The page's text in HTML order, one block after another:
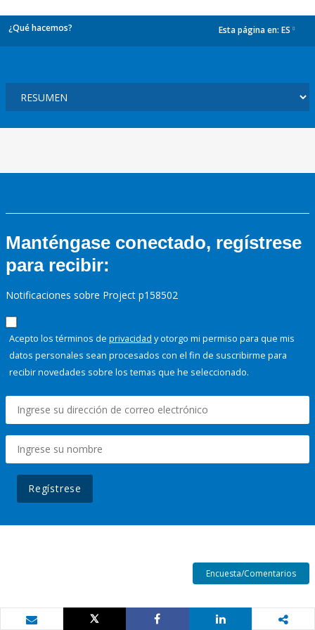
¿Qué hacemos? Esta página en: ES
Manténgase conectado, regístrese
para recibir:
Notificaciones sobre Project p158502
Acepto los términos de privacidad y otorgo mi permiso para que mis
datos personales sean procesados con el fin de suscribirme para
recibir novedades sobre los temas que he seleccionado.
Regístrese
Encuesta/Comentarios